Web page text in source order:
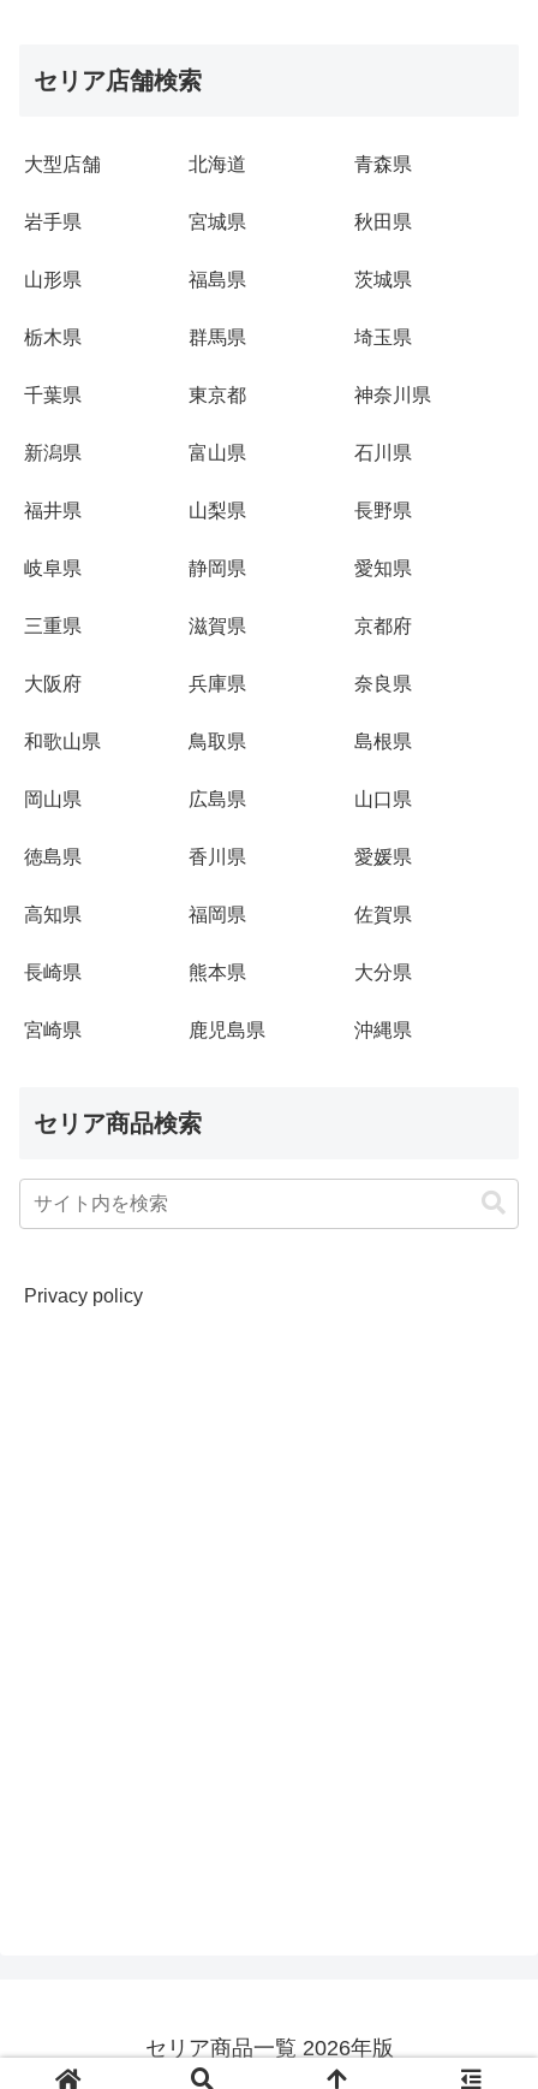
セリア店舗検索
大型店舗 北海道 青森県
岩手県 宮城県 秋田県
山形県 福島県 茨城県
栃木県 群馬県 埼玉県
千葉県 東京都 神奈川県
新潟県 富山県 石川県
福井県 山梨県 長野県
岐阜県 静岡県 愛知県
三重県 滋賀県 京都府
大阪府 兵庫県 奈良県
和歌山県 鳥取県 島根県
岡山県 広島県 山口県
徳島県 香川県 愛媛県
高知県 福岡県 佐賀県
長崎県 熊本県 大分県
宮崎県 鹿児島県 沖縄県
セリア商品検索
Privacy policy
セリア商品一覧 2026年版
© 2015-2026 セリア商品一覧 2026年版.